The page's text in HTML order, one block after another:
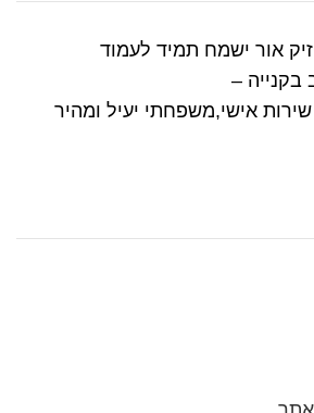
אור ישמח תמיד לעמוד
–
אישי,משפחתי יעיל ומהיר